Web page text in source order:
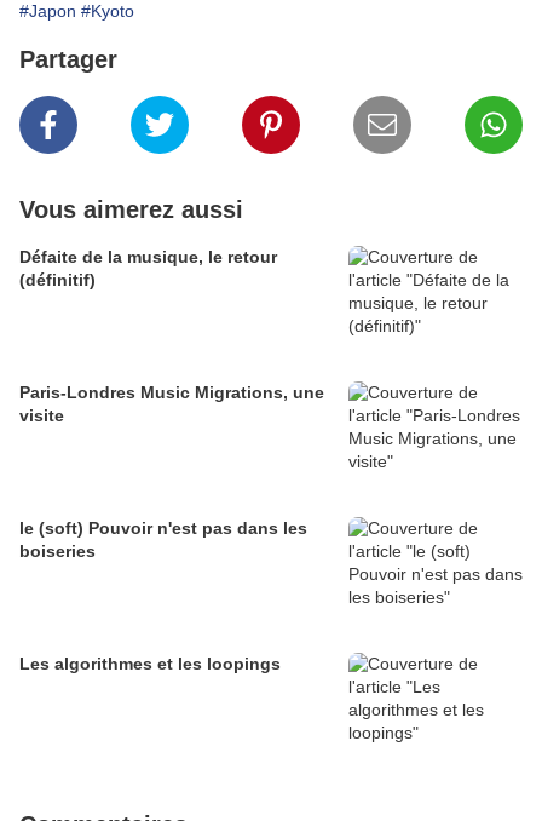
#Japon #Kyoto
Partager
Vous aimerez aussi
Défaite de la musique, le retour
(définitif)
Paris-Londres Music Migrations, une
visite
le (soft) Pouvoir n'est pas dans les
boiseries
Les algorithmes et les loopings